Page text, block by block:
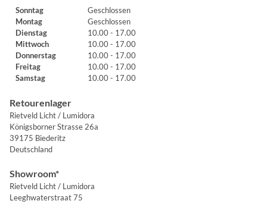
Sonntag
Geschlossen
Montag
Geschlossen
Dienstag
10.00 - 17.00
Mittwoch
10.00 - 17.00
Donnerstag
10.00 - 17.00
Freitag
10.00 - 17.00
Samstag
10.00 - 17.00
Retourenlager
Rietveld Licht / Lumidora
Königsborner Strasse 26a
39175 Biederitz
Deutschland
Showroom*
Rietveld Licht / Lumidora
Leeghwaterstraat 75